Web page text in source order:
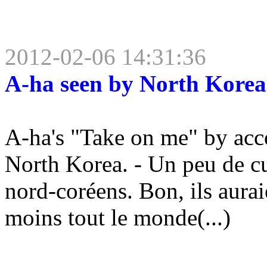
2012-02-06 14:31:36
A-ha seen by North Korea
A-ha's "Take on me" by
North Korea. - Un peu de
nord-coréens. Bon, ils
moins tout le monde(...)